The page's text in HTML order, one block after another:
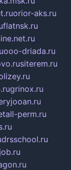
orior-aks.ru
flatnsk.ru
ooo-driada.ru
siterem.ru
grinox.ru
perm.ru
drsschool.ru